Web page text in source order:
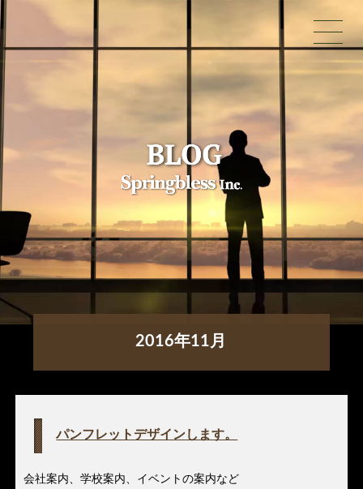
2016年11月
パンフレットデザインします。
会社案内、学校案内、イベントの案内など